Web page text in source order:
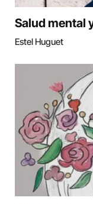
Salud mental
Estel Huguet